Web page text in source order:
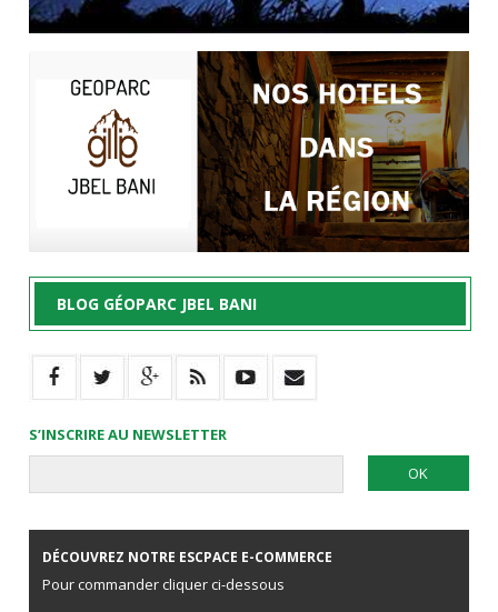
BLOG GÉOPARC JBEL BANI
S’INSCRIRE AU NEWSLETTER
DÉCOUVREZ NOTRE ESCPACE E-COMMERCE
Pour commander cliquer ci-dessous